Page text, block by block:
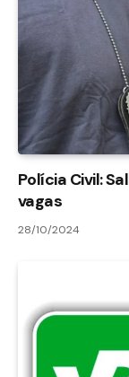
Polícia Civil:
vagas
28/10/2024